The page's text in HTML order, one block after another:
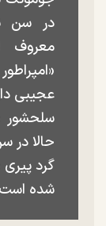
در سن
معروف
عجیبی
گرد
شده